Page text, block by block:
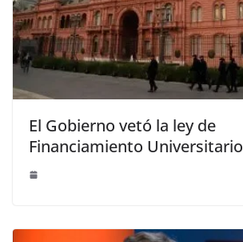
El Gobierno vetó la ley de
Financiamiento Universitario